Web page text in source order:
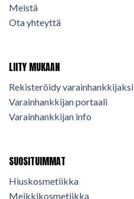
Meistä
Ota yhteyttä
LIITY MUKAAN
Rekisteröidy varainhankkijaksi
Varainhankkijan portaali
Varainhankkijan info
SUOSITUIMMAT
Hiuskosmetiikka
Meikkikosmetiikka